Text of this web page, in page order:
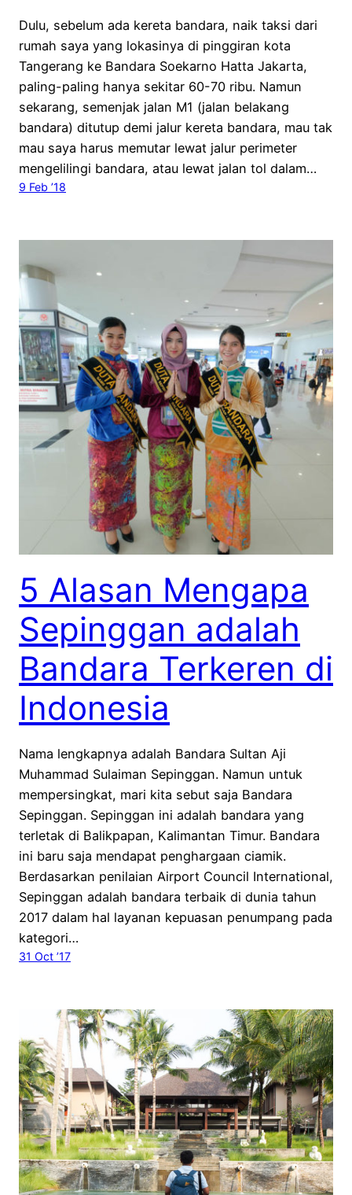
Dulu, sebelum ada kereta bandara, naik taksi dari
rumah saya yang lokasinya di pinggiran kota
Tangerang ke Bandara Soekarno Hatta Jakarta,
paling-paling hanya sekitar 60-70 ribu. Namun
sekarang, semenjak jalan M1 (jalan belakang
bandara) ditutup demi jalur kereta bandara, mau tak
mau saya harus memutar lewat jalur perimeter
mengelilingi bandara, atau lewat jalan tol dalam…
9 Feb ’18
5 Alasan Mengapa
Sepinggan adalah
Bandara Terkeren di
Indonesia
Nama lengkapnya adalah Bandara Sultan Aji
Muhammad Sulaiman Sepinggan. Namun untuk
mempersingkat, mari kita sebut saja Bandara
Sepinggan. Sepinggan ini adalah bandara yang
terletak di Balikpapan, Kalimantan Timur. Bandara
ini baru saja mendapat penghargaan ciamik.
Berdasarkan penilaian Airport Council International,
Sepinggan adalah bandara terbaik di dunia tahun
2017 dalam hal layanan kepuasan penumpang pada
kategori…
31 Oct ’17